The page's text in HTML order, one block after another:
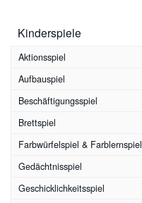
Kinderspiele
Aktionsspiel
Aufbauspiel
Beschäftigungsspiel
Brettspiel
Farbwürfelspiel & Farblernspiel
Gedächtnisspiel
Geschicklichkeitsspiel